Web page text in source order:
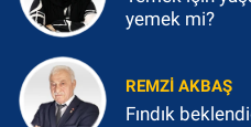
yemek mi?
REMZI AKBAŞ
Fındık